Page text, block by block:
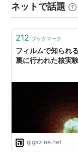
コダック (一般) 【
（Eastman
（Kodak）。
フィルムメーカ
2011年1月19
法）の適用を
申請したと発表
ネットで話題
212 ブックマーク
フィルムで知られ
裏に行われた核実
gigazine.net